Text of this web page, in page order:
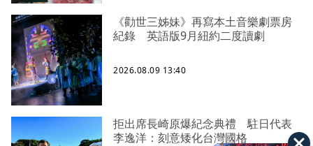
《勸世三姊妹》再寫本土音樂劇票房
紀錄 英語版9月紐約二度讀劇
2026.08.09 13:40
拒出席長崎原爆紀念典禮 駐日代表
李逸洋：刻意矮化台灣國格